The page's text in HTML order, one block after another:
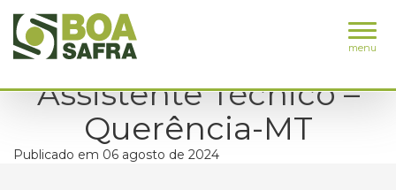
menu
Assistente Técnico –
Querência-MT
Publicado em 06 agosto de 2024